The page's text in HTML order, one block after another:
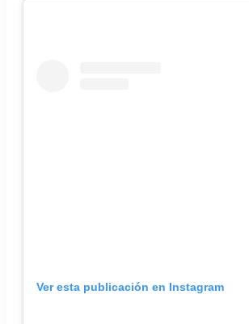
Ver esta publicación en Instagram